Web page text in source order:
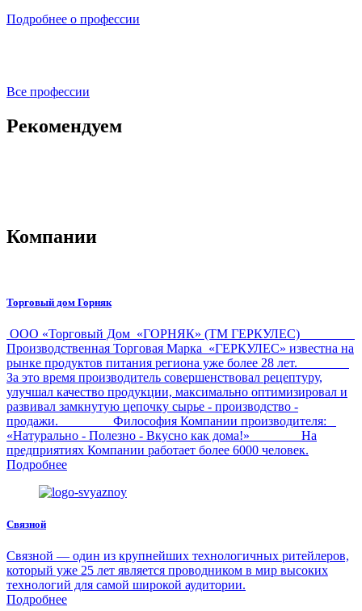
Подробнее о профессии
Все профессии
Рекомендуем
Компании
Торговый дом Горняк
ООО «Торговый Дом «ГОРНЯК» (ТМ ГЕРКУЛЕС)
Производственная Торговая Марка «ГЕРКУЛЕС» известна на
рынке продуктов питания региона уже более 28 лет.
За это время производитель совершенствовал рецептуру,
улучшал качество продукции, максимально оптимизировал и
развивал замкнутую цепочку сырье - производство -
продажи. Философия Компании производителя:
«Натурально - Полезно - Вкусно как дома!» На
предприятиях Компании работает более 6000 человек.
Подробнее
Связной
Связной — один из крупнейших технологичных ритейлеров,
который уже 25 лет является проводником в мир высоких
технологий для самой широкой аудитории.
Подробнее